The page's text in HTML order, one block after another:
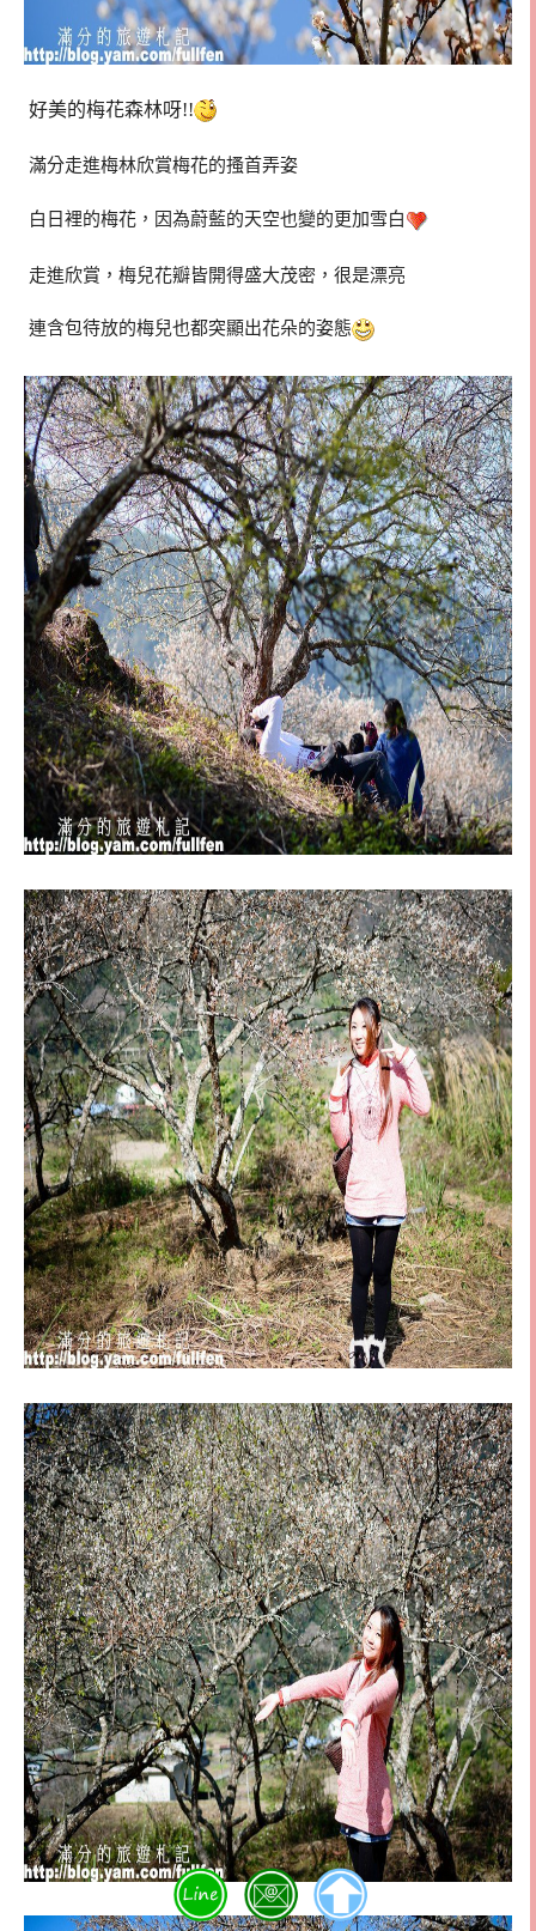
好美的梅花森林呀!!
滿分走進梅林欣賞梅花的搔首弄姿
白日裡的梅花，因為蔚藍的天空也變的更加雪白
走進欣賞，梅兒花瓣皆開得盛大茂密，很是漂亮
連含包待放的梅兒也都突顯出花朵的姿態